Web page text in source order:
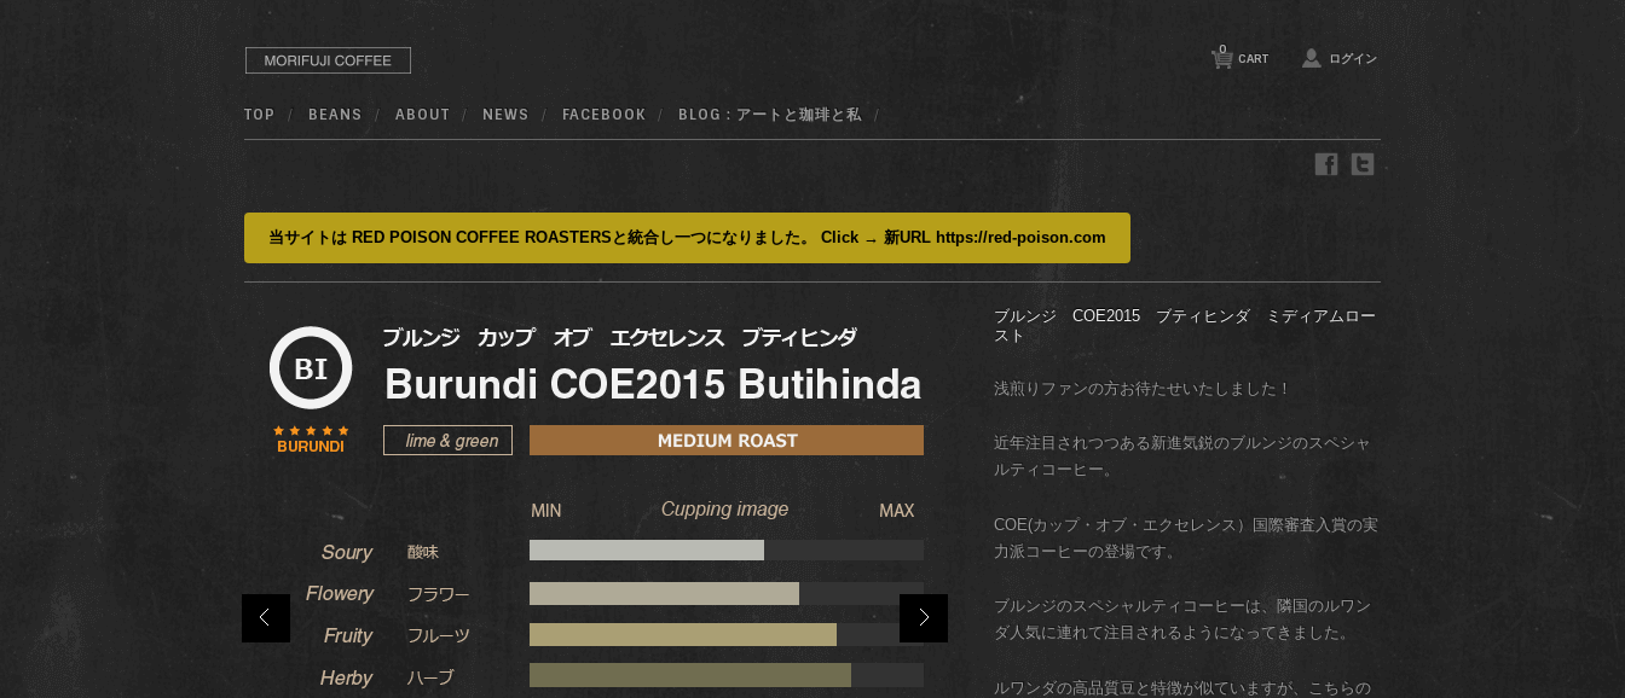
TOP BEANS ABOUT NEWS FACEBOOK BLOG : アートと珈琲と私
CART
0
ログイン
当サイトは RED POISON COFFEE ROASTERSと統合し一つになりました。 Click → 新URL https://red-poison.com
ブルンジ COE2015 ブティヒンダ ミディアムロー
スト
浅煎りファンの方お待たせいたしました！
近年注目されつつある新進気鋭のブルンジのスペシャ
ルティコーヒー。
COE(カップ・オブ・エクセレンス）国際審査入賞の実
力派コーヒーの登場です。
ブルンジのスペシャルティコーヒーは、隣国のルワン
ダ人気に連れて注目されるようになってきました。
ルワンダの高品質豆と特徴が似ていますが、こちらの